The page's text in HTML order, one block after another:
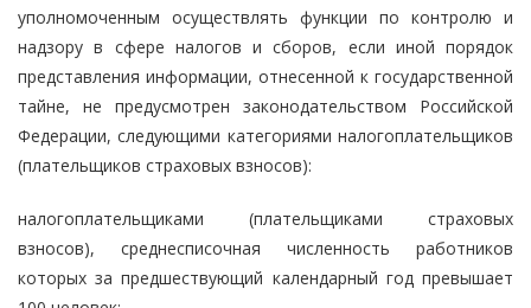
уполномоченным осуществлять функции по контролю и
надзору в сфере налогов и сборов, если иной порядок
представления информации, отнесенной к государственной
тайне, не предусмотрен законодательством Российской
Федерации, следующими категориями налогоплательщиков
(плательщиков страховых взносов):
налогоплательщиками (плательщиками страховых
взносов), среднесписочная численность работников
которых за предшествующий календарный год превышает